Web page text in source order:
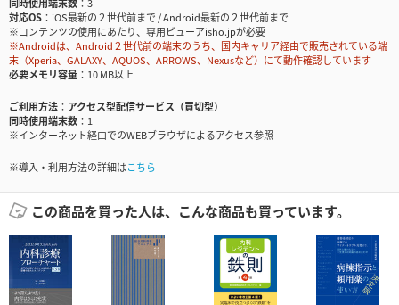
対応OS
iOS最新の２世代前まで / Android最新の２世代前まで
※コンテンツの使用にあたり、専用ビューアisho.jpが必要
※Androidは、Android２世代前の端末のうち、国内キャリア経由で販売されている端
末（Xperia、GALAXY、AQUOS、ARROWS、Nexusなど）にて動作確認しています
必要メモリ容量
10 MB以上
ご利用方法
アクセス型配信サービス（買切型）
同時使用端末数
1
※インターネット経由でのWEBブラウザによるアクセス参照
※導入・利用方法の詳細はこちら
この商品を買った人は、こんな商品も買っています。